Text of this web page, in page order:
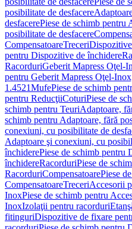
posibilitate de desfacere
desfacerePiese de schimb pentru
posibilitate de desfacere
CompensatoareTreceri
pentru Dispozitive de închidere
RacorduriGeberit Mapress Oţel-
pentru Geberit Mapress Oţel-
1.4521MufePiese de schimb
pentru ReducţiiCoturiPiese de
schimb pentru TeuriAdaptoare,
schimb pentru Adaptoare, fără
conexiuni, cu posibilitate de
Adaptoare şi conexiuni, cu
închiderePiese de schimb pentru
închidereRacorduriPiese de
RacorduriCompensatoarePiese
CompensatoareTreceriAccesorii
InoxPiese de schimb pentru
InoxIzolaţii pentru racorduri
fitinguriDispozitive de fixare